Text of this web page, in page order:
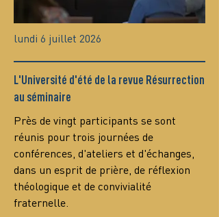
lundi 6 juillet 2026
L'Université d'été de la revue Résurrection
au séminaire
Près de vingt participants se sont
réunis pour trois journées de
conférences, d'ateliers et d'échanges,
dans un esprit de prière, de réflexion
théologique et de convivialité
fraternelle.